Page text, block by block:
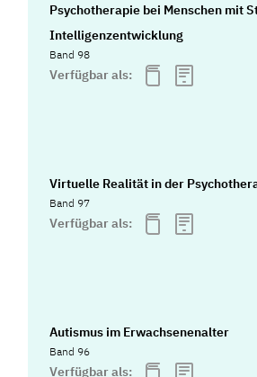
Psychotherapie bei Menschen mit
Intelligenzentwicklung
Band 98
Verfügbar als:
Virtuelle Realität in der
Band 97
Verfügbar als:
Autismus im Erwachsenenalter
Band 96
Verfügbar als: